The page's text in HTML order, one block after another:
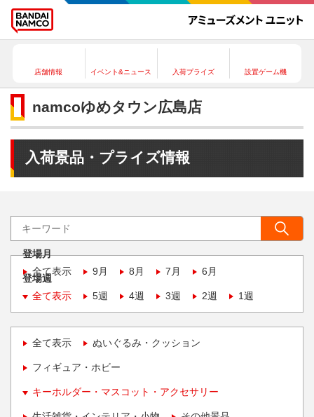
店舗情報 イベント&ニュース 入荷プライズ 設置ゲーム機
namcoゆめタウン広島店
入荷景品・プライズ情報
登場月
全て表示
9月 8月 7月 6月
登場週
全て表示
5週 4週 3週 2週 1週
全て表示 ぬいぐるみ・クッション
フィギュア・ホビー
キーホルダー・マスコット・アクセサリー